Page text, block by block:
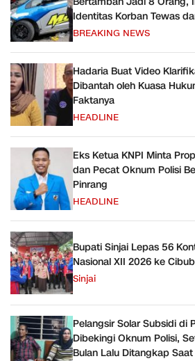
Identitas Korban Tewas
BREAKING NEWS
Hadaria Buat Video
Dibantah oleh Kuasa
Faktanya
HEADLINE
Eks Ketua KNPI Minta
dan Pecat Oknum Polisi
Pinrang
HEADLINE
Bupati Sinjai Lepas 56
Nasional XII 2026 ke
Sinjai
Pelangsir Solar Subsidi di
Dibekingi Oknum Polisi,
Bulan Lalu Ditangkap